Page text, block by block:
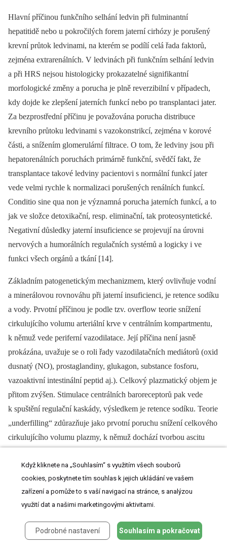
Hlavní příčinou funkčního selhání ledvin při fulminantní
hepatitidě nebo u pokročilých forem jaterní cirhózy je porušený
krevní průtok ledvinami, na kterém se podílí celá řada faktorů,
zejména extrarenálních. V ledvinách při funkčním selhání ledvin
a při HRS nejsou histologicky prokazatelné signifikantní
morfologické změny a porucha je plně reverzibilní v případech,
kdy dojde ke zlepšení jaterních funkcí nebo po transplantaci jater.
Za bezprostřední příčinu je považována porucha distribuce
krevního průtoku ledvinami s vazokonstrikcí, zejména v korové
části, a snížením glomerulární filtrace. O tom, že ledviny jsou při
hepatorenálních poruchách primárně funkční, svědčí fakt, že
transplantace takové ledviny pacientovi s normální funkcí jater
vede velmi rychle k normalizaci porušených renálních funkcí.
Conditio sine qua non je významná porucha jaterních funkcí, a to
jak ve složce detoxikační, resp. eliminační, tak proteosyntetické.
Negativní důsledky jaterní insuficience se projevují na úrovni
nervových a humorálních regulačních systémů a logicky i ve
funkci všech orgánů a tkání [14].
Základním patogenetickým mechanizmem, který ovlivňuje vodní
a minerálovou rovnováhu při jaterní insuficienci, je retence sodíku
a vody. Prvotní příčinou je podle tzv. overflow teorie snížení
cirkulujícího volumu arteriální krve v centrálním kompartmentu,
k němuž vede periferní vazodilatace. Její příčina není jasně
prokázána, uvažuje se o roli řady vazodilatačních mediátorů (oxid
dusnatý (NO), prostaglandiny, glukagon, substance fosforu,
vazoaktivní intestinální peptid aj.). Celkový plazmatický objem je
přitom zvýšen. Stimulace centrálních baroreceptorů pak vede
k spuštění regulační kaskády, výsledkem je retence sodíku. Teorie
„underfilling“ zdůrazňuje jako prvotní poruchu snížení celkového
cirkulujícího volumu plazmy, k němuž dochází tvorbou ascitu
svědčí zejména fakt, že retenci natria a vody lze u cirhotiků
prokázat již v preascitickém stadiu. Přes řadu kontroverzních
poznatků lze mít za prokázané, že v patogenezi funkčního selhání
ledvin při jaterní insuficienci hraje roli řada faktorů (především
systém renin-angiotenzin-aldosteron, aktivita sympatiku, ADH,
aquaporiny, natriuretické peptidy, prostanoidy, kalikrein-kininový
Když kliknete na „Souhlasím“ s využitím všech souborů
cookies, poskytnete tím souhlas k jejich ukládání ve vašem
zařízení a pomůže to s vaší navigací na stránce, s analýzou
využití dat a našimi marketingovými aktivitami.
Podrobné nastavení Souhlasím a pokračovat